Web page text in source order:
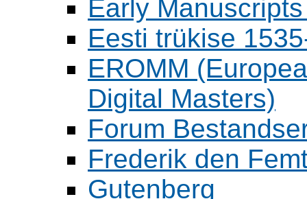
Early
Eesti trükise
EROMM
Digital Masters)
Forum
Frederik den
Gutenberg